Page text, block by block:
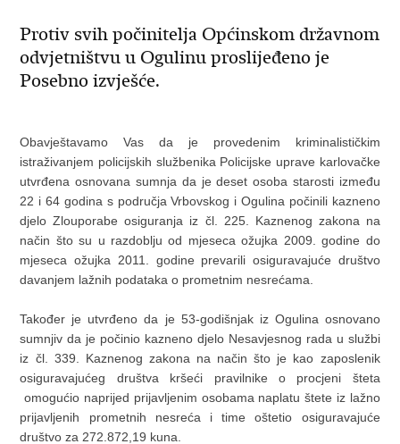
Protiv svih počinitelja Općinskom državnom
odvjetništvu u Ogulinu proslijeđeno je
Posebno izvješće.
Obavještavamo Vas da je provedenim kriminalističkim
istraživanjem policijskih službenika Policijske uprave karlovačke
utvrđena osnovana sumnja da je deset osoba starosti između
22 i 64 godina s područja Vrbovskog i Ogulina počinili kazneno
djelo Zlouporabe osiguranja iz čl. 225. Kaznenog zakona na
način što su u razdoblju od mjeseca ožujka 2009. godine do
mjeseca ožujka 2011. godine prevarili osiguravajuće društvo
davanjem lažnih podataka o prometnim nesrećama.
Također je utvrđeno da je 53-godišnjak iz Ogulina osnovano
sumnjiv da je počinio kazneno djelo Nesavjesnog rada u službi
iz čl. 339. Kaznenog zakona na način što je kao zaposlenik
osiguravajućeg društva kršeći pravilnike o procjeni šteta
omogućio naprijed prijavljenim osobama naplatu štete iz lažno
prijavljenih prometnih nesreća i time oštetio osiguravajuće
društvo za 272.872,19 kuna.